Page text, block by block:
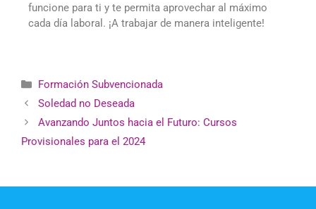
funcione para ti y te permita aprovechar al máximo
cada día laboral. ¡A trabajar de manera inteligente!
Formación Subvencionada
Soledad no Deseada
Avanzando Juntos hacia el Futuro: Cursos
Provisionales para el 2024